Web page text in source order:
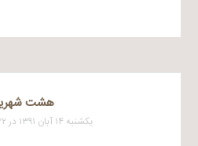
هشت
یکشنبه ۱۴ آبان ۱۳۹۱ در ۹:۲۲ بعد از ظهر